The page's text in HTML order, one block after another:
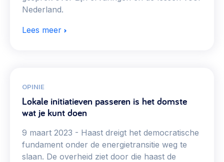
Nederland.
Lees meer
OPINIE
Lokale initiatieven passeren is het domste
wat je kunt doen
9 maart 2023
Haast dreigt het democratische
fundament onder de energietransitie weg te
slaan. De overheid ziet door die haast de